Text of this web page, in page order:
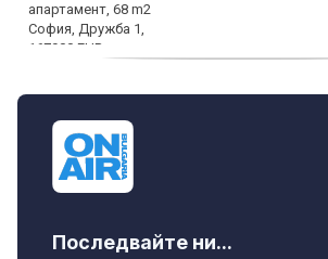
Последвайте ни...